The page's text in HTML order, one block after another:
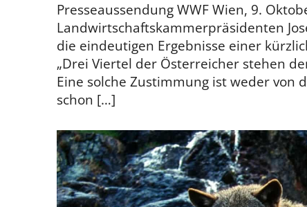
Presseaussendung WWF Wien, 9.
Landwirtschaftskammerpräsidenten
die eindeutigen Ergebnisse einer
„Drei Viertel der Österreicher stehen
Eine solche Zustimmung ist weder von
schon […]